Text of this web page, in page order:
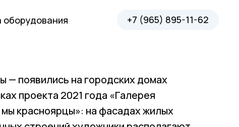
оборудования +7 (965) 895-11-62
— появились на городских домах
проекта 2021 года «Галерея
мы красноярцы»: на фасадах жилых